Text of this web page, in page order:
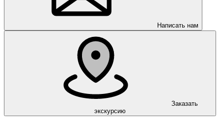
Написать нам
Заказать
экскурсию